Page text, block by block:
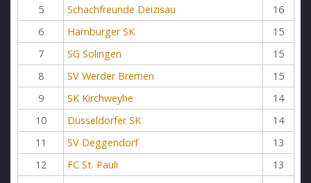
5
Schachfreunde Deizisau
16
6
Hamburger SK
15
7
SG Solingen
15
8
SV Werder Bremen
15
9
SK Kirchweyhe
14
10
Düsseldorfer SK
14
11
SV Deggendorf
13
12
FC St. Pauli
13